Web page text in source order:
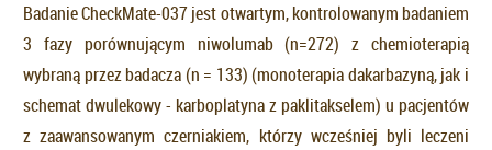
Badanie CheckMate-037 jest otwartym, kontrolowanym badaniem
3 fazy porównującym niwolumab (n=272) z chemioterapią
wybraną przez badacza (n = 133) (monoterapia dakarbazyną, jak i
schemat dwulekowy - karboplatyna z paklitakselem) u pacjentów
z zaawansowanym czerniakiem, którzy wcześniej byli leczeni